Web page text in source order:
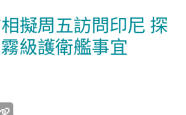
擬周五訪問印尼 探
級護衛艦事宜